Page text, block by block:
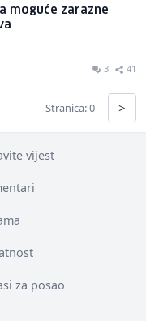
moguće zarazne
3 41
Stranica: 0 >
vijest
za posao